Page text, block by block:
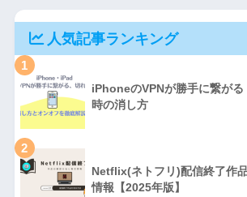
人気記事ランキング
1
iPhoneのVPNが勝手に繋がる
時の消し方
2
Netflix(ネトフリ)配信終了作
情報【2025年版】